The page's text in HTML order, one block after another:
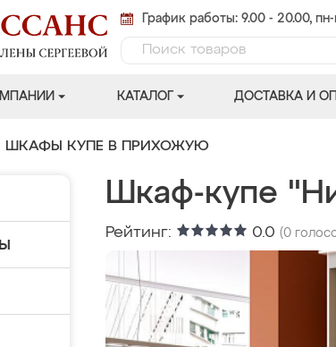
График работы: 9.00 - 20.00,
КАТАЛОГ ДОСТАВКА И
ШКАФЫ КУПЕ В ПРИХОЖУЮ
Шкаф-купе
Рейтинг: 0.0 (0